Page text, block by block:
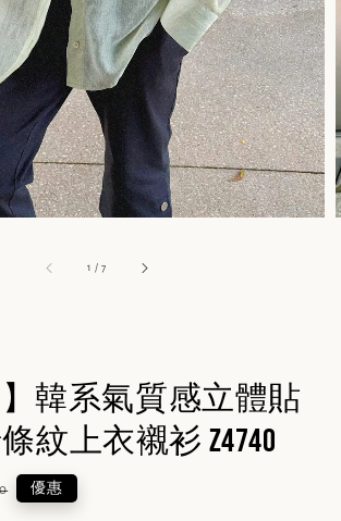
1 /7
】韓系氣質感立體貼
紋上衣襯衫 Z4740
優惠